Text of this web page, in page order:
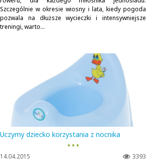
Szczególnie w okresie wiosny i lata, kiedy pogoda
pozwala na dłuższe wycieczki i intensywniejsze
treningi, warto...
Uczymy dziecko korzystania z nocnika
▪ ▪ ▪
3393
14.04.2015